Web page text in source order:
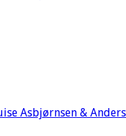
Asbjørnsen &